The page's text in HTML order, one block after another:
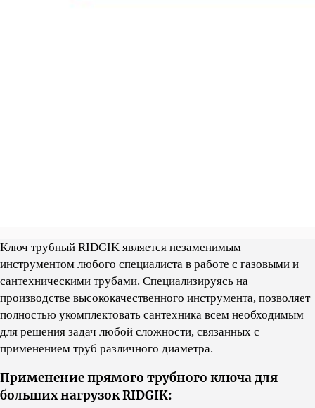
Ключ трубный RIDGIK является незаменимым
инструментом любого специалиста в работе с газовыми и
сантехническими трубами. Cпециализируясь на
производстве высококачественного инструмента, позволяет
полностью укомплектовать сантехника всем необходимым
для решения задач любой сложности, связанных с
применением труб различного диаметра.
Применение прямого трубного ключа для
больших нагрузок RIDGIK: